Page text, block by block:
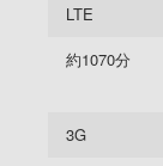
LTE
約1070分
3G